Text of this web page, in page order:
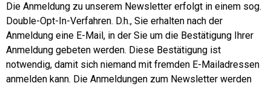
Die Anmeldung zu unserem Newsletter erfolgt in einem sog.
Double-Opt-In-Verfahren. D.h., Sie erhalten nach der
Anmeldung eine E-Mail, in der Sie um die Bestätigung Ihrer
Anmeldung gebeten werden. Diese Bestätigung ist
notwendig, damit sich niemand mit fremden E-Mailadressen
anmelden kann. Die Anmeldungen zum Newsletter werden